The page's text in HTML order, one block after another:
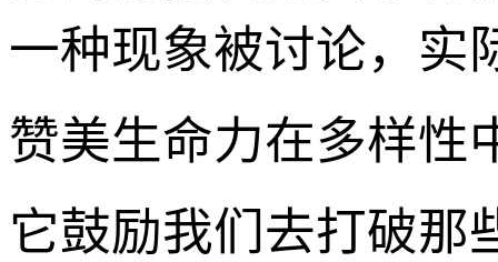
一种现象被讨论，
赞美生命力在多样性
它鼓励我们去打破那